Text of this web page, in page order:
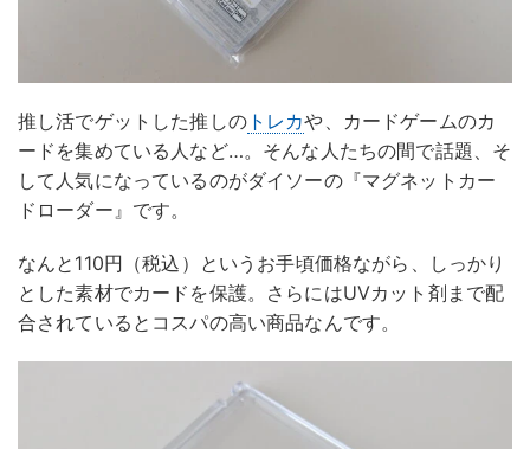
推し活でゲットした推しのトレカや、カードゲームのカ
ードを集めている人など…。そんな人たちの間で話題、そ
して人気になっているのがダイソーの『マグネットカー
ドローダー』です。
なんと110円（税込）というお手頃価格ながら、しっかり
とした素材でカードを保護。さらにはUVカット剤まで配
合されているとコスパの高い商品なんです。